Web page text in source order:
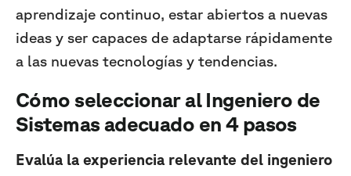
aprendizaje continuo, estar abiertos a nuevas
ideas y ser capaces de adaptarse rápidamente
a las nuevas tecnologías y tendencias.
Cómo seleccionar al Ingeniero de
Sistemas adecuado en 4 pasos
Evalúa la experiencia relevante del ingeniero